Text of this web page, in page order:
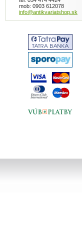
mob: 0903 612078
info@antikvariatshop.sk